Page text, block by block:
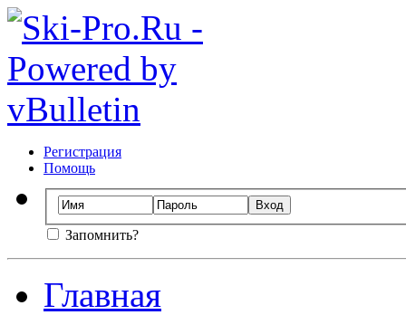
Регистрация
Помощь
Запомнить?
Главная